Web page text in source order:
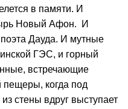
в памяти. И
Новый Афон. И
Дауда. И мутные
ГЭС, и горный
встречающие
пещеры, когда под
стены вдруг выступает